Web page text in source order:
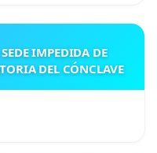
IMPEDIDA DE
DEL CÓNCLAVE